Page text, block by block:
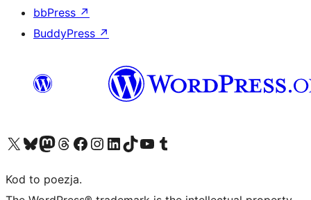
bbPress ↗
BuddyPress ↗
Odwiedź nasze konto X (dawniej Twitter)
Odwiedź nasze konto Bluesky
Odwiedź nasze konto na Mastodoncie
Odwiedź naszego Threadsa
Odwiedź naszego Facebooka
Odwiedź nasze konto na Instagramie
Odwiedź nasze konto na LinkedIn
Odwiedź naszego TikToka
Odwiedź nasz kanał YouTube
Odwiedź naszego Tumblra
Kod to poezja.